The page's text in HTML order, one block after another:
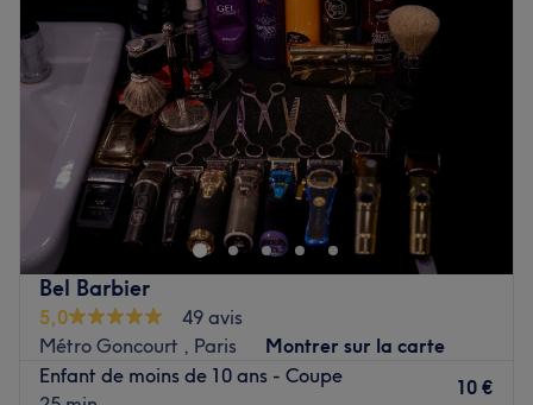
10:00 21:00
Vendredi
10:00–21:00
Samedi
10:00–21:00
Dimanche
10:00 –
Le barbier du marais est un barbershop situé à Paris,
dans le 11e arrondissement. Ambiance conviviale, cadre
chaleureux et bonne humeur n'attendent plus que vous.
C'est Khoudir qui vous reçoit avec le sourire et met à votre
service tout son savoir-faire. Pour une coupe de cheveux,
un entretien de la barbe, une coloration ou tout
simplement un changement de look, Le barbier du marais
est l'adresse idéale !
Bel Barbier
5,0
49 avis
Métro Goncourt , Paris
Montrer sur la carte
Enfant de moins de 10 ans - Coupe
10 €